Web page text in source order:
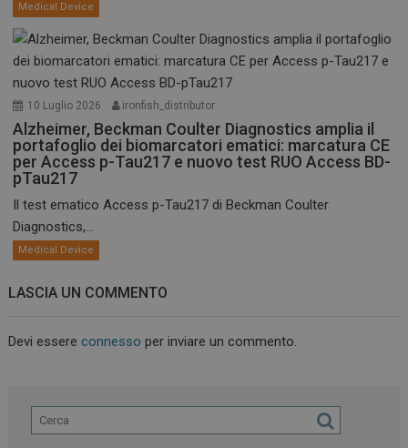
Medical Device
10 Luglio 2026 ironfish_distributor
Alzheimer, Beckman Coulter Diagnostics amplia il
portafoglio dei biomarcatori ematici: marcatura CE
per Access p-Tau217 e nuovo test RUO Access BD-
pTau217
Il test ematico Access p-Tau217 di Beckman Coulter
Diagnostics,...
Medical Device
LASCIA UN COMMENTO
Devi essereconnesso per inviare un commento.